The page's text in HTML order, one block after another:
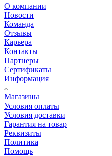
О компании
Новости
Команда
Отзывы
Карьера
Контакты
Партнеры
Сертификаты
Информация
Магазины
Условия оплаты
Условия доставки
Гарантия на товар
Реквизиты
Политика
Помощь